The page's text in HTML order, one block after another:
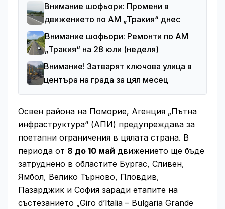
Внимание шофьори: Промени в
движението по АМ „Тракия“ днес
Внимание шофьори: Ремонти по АМ
„Тракия“ на 28 юли (неделя)
Внимание! Затварят ключова улица в
центъра на града за цял месец
Освен района на Поморие, Агенция „Пътна
инфраструктура“ (АПИ) предупреждава за
поетапни ограничения в цялата страна. В
периода от 8 до 10 май движението ще бъде
затруднено в областите Бургас, Сливен,
Ямбол, Велико Търново, Пловдив,
Пазарджик и София заради етапите на
състезанието „Giro d’Italia – Bulgaria Grande